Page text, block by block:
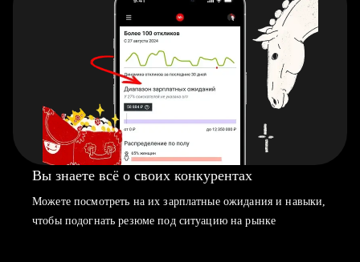
Вы знаете всё о своих конкурентах
Можете посмотреть на их зарплатные ожидания и навыки,
чтобы подогнать резюме под ситуацию на рынке